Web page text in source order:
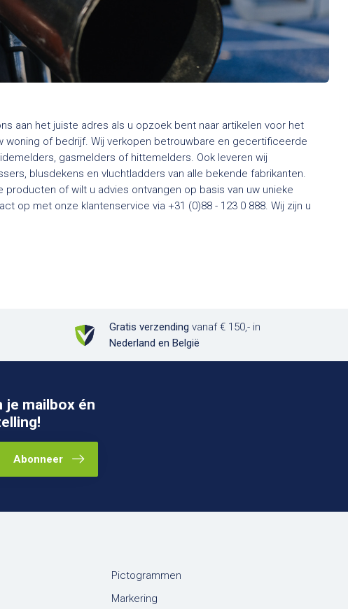
aan het juiste adres als u opzoek bent naar artikelen voor het
woning of bedrijf. Wij verkopen betrouwbare en gecertificeerde
gasmelders of hittemelders. Ook leveren wij
blusdekens en vluchtladders van alle bekende fabrikanten.
producten of wilt u advies ontvangen op basis van uw unieke
op met onze klantenservice via +31 (0)88 - 123 0 888. Wij zijn u
Gratis verzending vanaf € 150,- in
Nederland en België
je mailbox én
Abonneer
Pictogrammen
Markering